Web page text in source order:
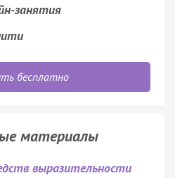
занятия
бесплатно
материалы
выразительности